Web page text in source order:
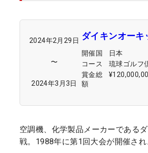
2024年2月29日
〜
2024年3月3日
ダイキンオーキ
開催国
日本
コース
琉球ゴルフ
賞金総
額
空調機、化学製品メーカーである
戦。1988年に第1回大会が開催さ